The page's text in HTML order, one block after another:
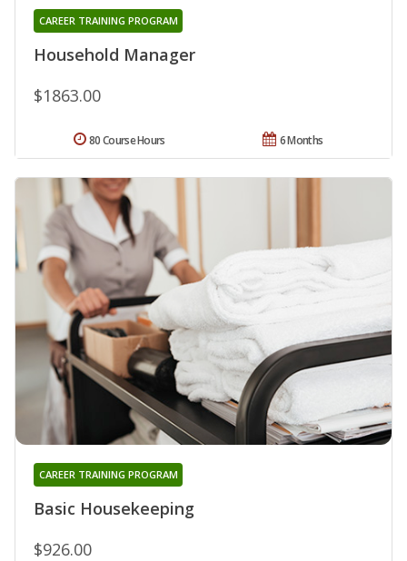
Household Manager
CAREER TRAINING PROGRAM
$1863.00
6 Months
80 Course Hours
Basic Housekeeping
CAREER TRAINING PROGRAM
$926.00